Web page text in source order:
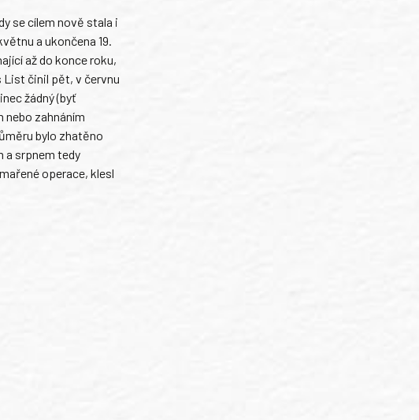
se cílem nově stala i
a ukončena 19.
až do konce roku,
List činil pět, v červnu
žádný (byť
nebo zahnáním
bylo zhatěno
a srpnem tedy
operace, klesl